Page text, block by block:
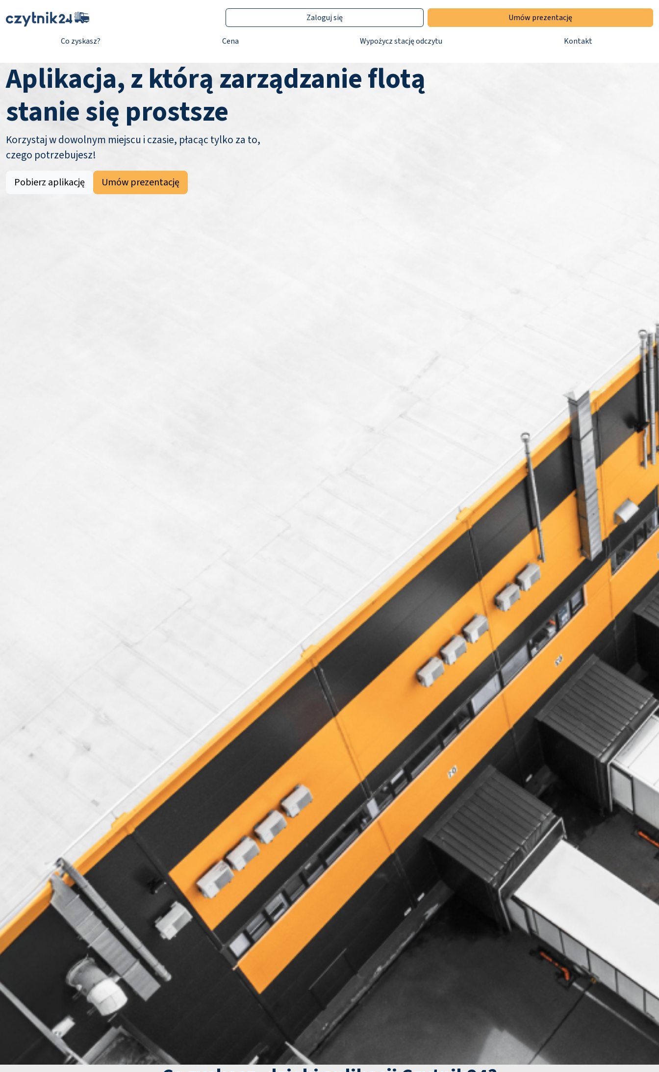
Co zyskasz? Cena Wypożycz stację odczytu Kontakt
Zaloguj się Umów prezentację
Aplikacja, z którą zarządzanie flotą
stanie się prostsze
Korzystaj w dowolnym miejscu i czasie, płacąc tylko za to,
czego potrzebujesz!
Pobierz aplikację Umów prezentację